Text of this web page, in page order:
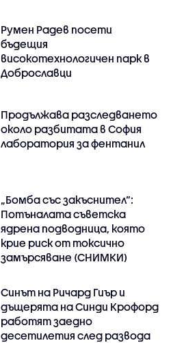
Румен Радев посети
бъдещия
високотехнологичен парк в
Доброславци
Продължава разследването
около разбитата в София
лаборатория за фентанил
„Бомба със закъснител“:
Потъналата съветска
ядрена подводница, която
крие риск от токсично
замърсяване (СНИМКИ)
Синът на Ричард Гиър и
дъщерята на Синди Крофорд
работят заедно
десетилетия след развода